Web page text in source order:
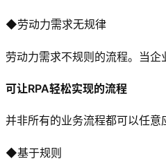
◆劳动力需求无规律
劳动力需求不规则的流程。当企
可让RPA轻松实现的流程
并非所有的业务流程都可以任意
◆基于规则